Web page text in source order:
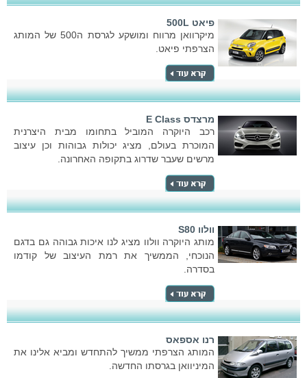
פיאט 500L
מיקרוואן מרווח ומושקע לגרסת ה500 של המותג
הצרפתי פיאט.
מרצדס E Class
רכב היוקרה המוביל בתחומו מבית היצרנית
המוכרת בעולם, מציג יכולות גבוהות וכן עיצוב
מרשים שעבר שדרוג בתקופה האחרונה.
וולוו S80
מותג היוקרה וולוו מציג לנו איכות גבוהה גם בדגם
הנוכחי, הממשיך את רמת העיצוב של קודמו
בסדרה.
רנו אספאס
המותג הצרפתי ממשיך להתחדש ומביא אלינו את
המיניוואן בגרסתו החדשה.